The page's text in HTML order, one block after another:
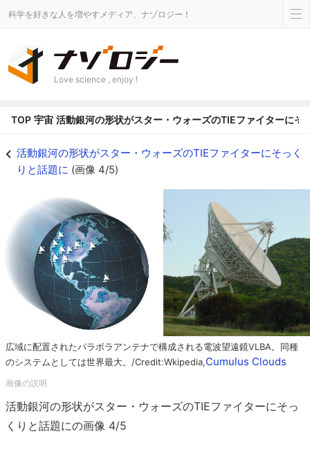
科学を好きな人を増やすメディア、ナゾロジー！
Love science , enjoy !
TOP 宇宙 活動銀河の形状がスター・ウォーズのTIEファイターにそ
活動銀河の形状がスター・ウォーズのTIEファイターにそっく
りと話題に (画像 4/5)
広域に配置されたパラボラアンテナで構成される電波望遠鏡VLBA。同種
のシステムとしては世界最大。/Credit:Wkipedia,Cumulus Clouds
活動銀河の形状がスター・ウォーズのTIEファイターにそっ
くりと話題にの画像 4/5